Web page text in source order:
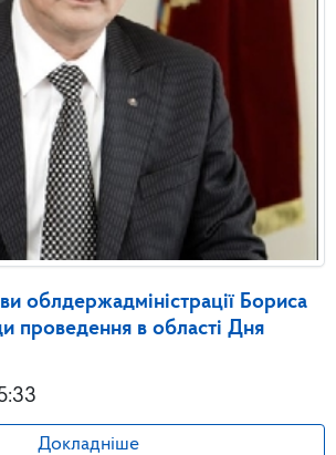
облдержадміністрації Бориса
проведення в області Дня
Докладніше